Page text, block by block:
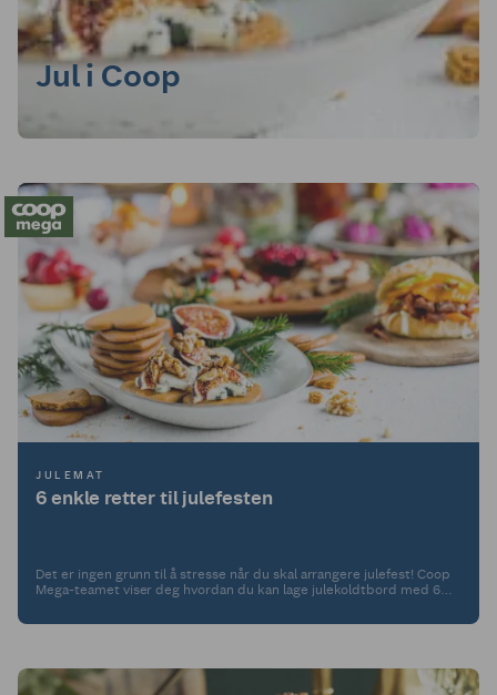
Jul i Coop
JULEMAT
6 enkle retter til julefesten
Det er ingen grunn til å stresse når du skal arrangere julefest! Coop
Mega-teamet viser deg hvordan du kan lage julekoldtbord med 6